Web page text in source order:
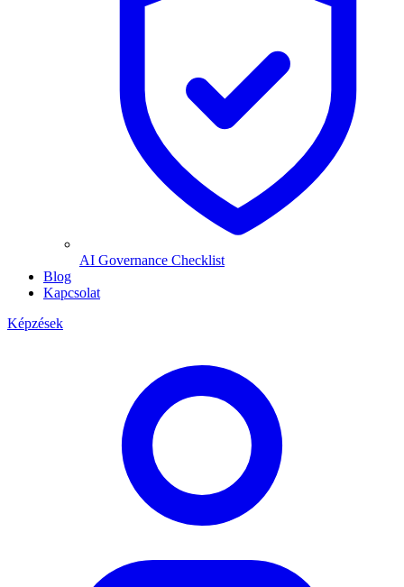
AI Governance Checklist
Blog
Kapcsolat
Képzések